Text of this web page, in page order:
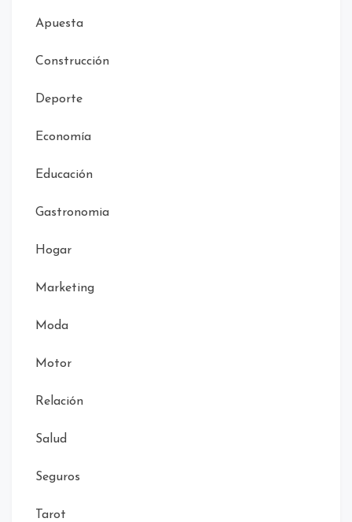
Apuesta
Construcción
Deporte
Economía
Educación
Gastronomia
Hogar
Marketing
Moda
Motor
Relación
Salud
Seguros
Tarot